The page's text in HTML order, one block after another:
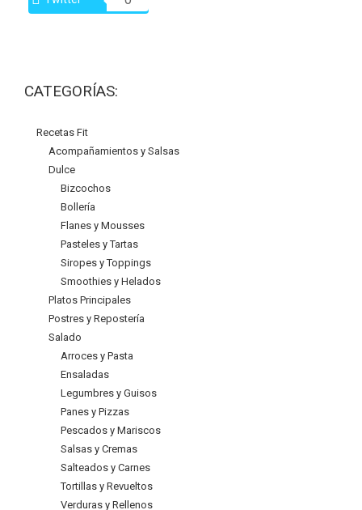
CATEGORÍAS:
Recetas Fit
Acompañamientos y Salsas
Dulce
Bizcochos
Bollería
Flanes y Mousses
Pasteles y Tartas
Siropes y Toppings
Smoothies y Helados
Platos Principales
Postres y Repostería
Salado
Arroces y Pasta
Ensaladas
Legumbres y Guisos
Panes y Pizzas
Pescados y Mariscos
Salsas y Cremas
Salteados y Carnes
Tortillas y Revueltos
Verduras y Rellenos